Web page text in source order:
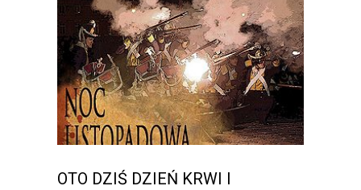
OTO DZIŚ DZIEŃ KRWI I